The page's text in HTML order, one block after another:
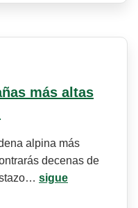
más altas
alpina más
decenas de
sigue